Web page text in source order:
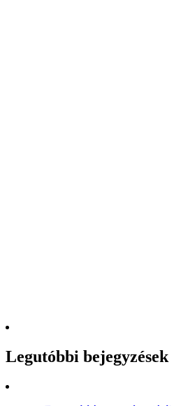
Legutóbbi bejegyzések